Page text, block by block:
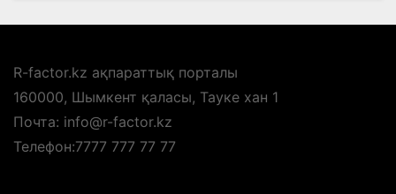
R-factor.kz ақпараттық порталы
160000, Шымкент қаласы, Тауке хан 1
Почта: info@r-factor.kz
Телефон:7777 777 77 77